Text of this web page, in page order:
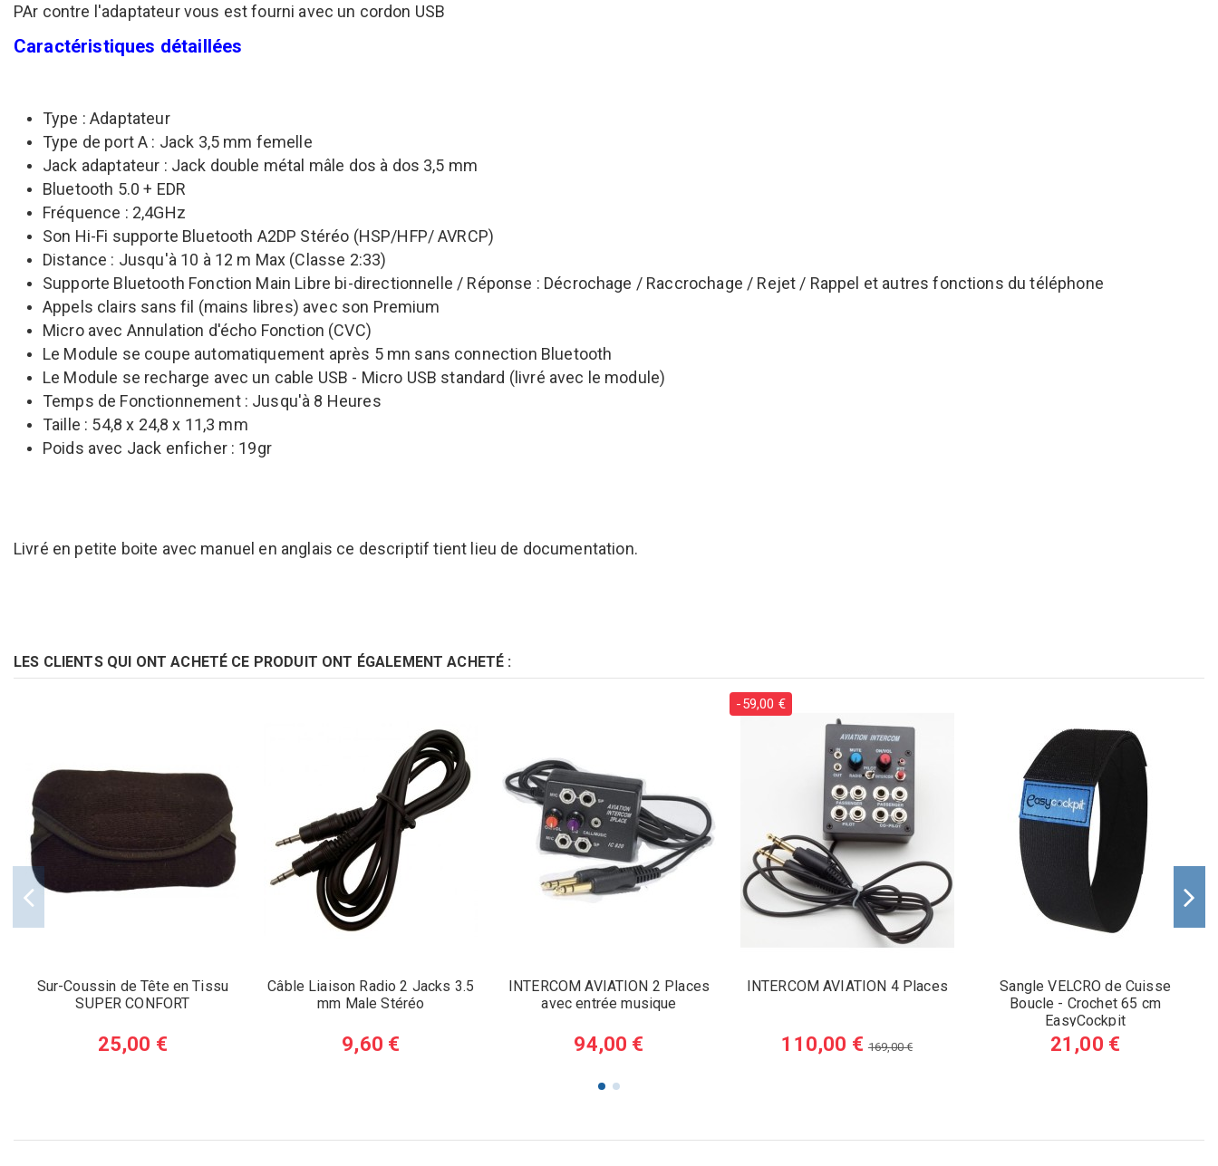
PAr contre l'adaptateur vous est fourni avec un cordon USB
Caractéristiques détaillées
Type : Adaptateur
Type de port A : Jack 3,5 mm femelle
Jack adaptateur : Jack double métal mâle dos à dos 3,5 mm
Bluetooth 5.0 + EDR
Fréquence : 2,4GHz
Son Hi-Fi supporte Bluetooth A2DP Stéréo (HSP/HFP/ AVRCP)
Distance : Jusqu'à 10 à 12 m Max (Classe 2:33)
Supporte Bluetooth Fonction Main Libre bi-directionnelle / Réponse : Décrochage / Raccrochage / Rejet / Rappel et autres fonctions du téléphone
Appels clairs sans fil (mains libres) avec son Premium
Micro avec Annulation d'écho Fonction (CVC)
Le Module se coupe automatiquement après 5 mn sans connection Bluetooth
Le Module se recharge avec un cable USB - Micro USB standard (livré avec le module)
Temps de Fonctionnement : Jusqu'à 8 Heures
Taille : 54,8 x 24,8 x 11,3 mm
Poids avec Jack enficher : 19gr
Livré en petite boite avec manuel en anglais ce descriptif tient lieu de documentation.
LES CLIENTS QUI ONT ACHETÉ CE PRODUIT ONT ÉGALEMENT ACHETÉ :
Sur-Coussin de Tête en Tissu
SUPER CONFORT
25,00 €
Câble Liaison Radio 2 Jacks 3.5
mm Male Stéréo
9,60 €
INTERCOM AVIATION 2 Places
avec entrée musique
94,00 €
-59,00 €
INTERCOM AVIATION 4 Places
110,00 € 169,00 €
Sangle VELCRO de Cuisse
Boucle - Crochet 65 cm
EasyCockpit
21,00 €